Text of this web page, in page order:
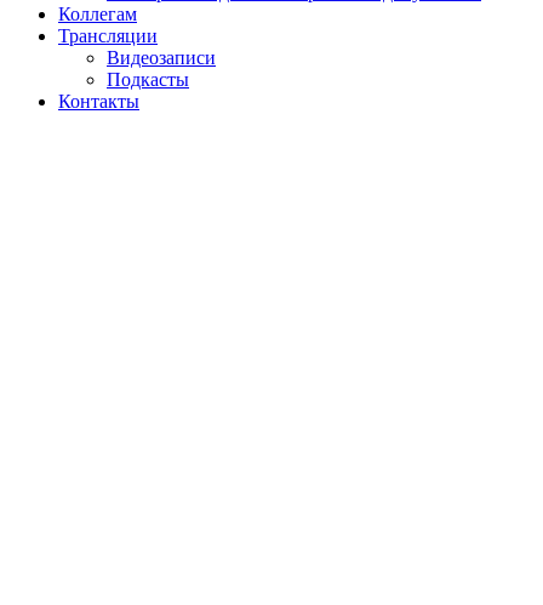
Коллегам
Трансляции
Видеозаписи
Подкасты
Контакты